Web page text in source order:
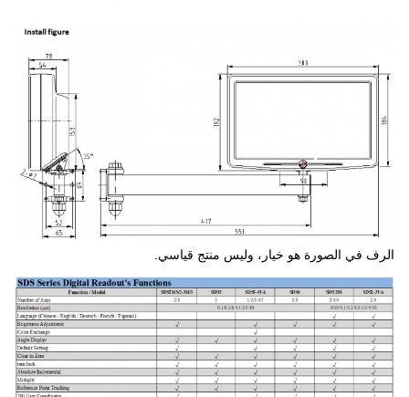
الرف في الصورة هو خيار، وليس منتج قياسي.